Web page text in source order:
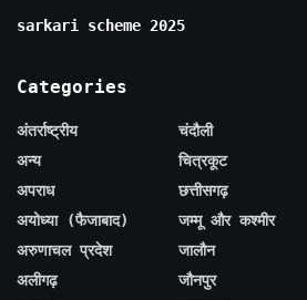
sarkari scheme 2025
Categories
अंतर्राष्ट्रीय
अन्य
अपराध
अयोध्या (फैजाबाद)
अरुणाचल प्रदेश
अलीगढ़
चंदौली
चित्रकूट
छत्तीसगढ़
जम्मू और कश्मीर
जालौन
जौनपुर